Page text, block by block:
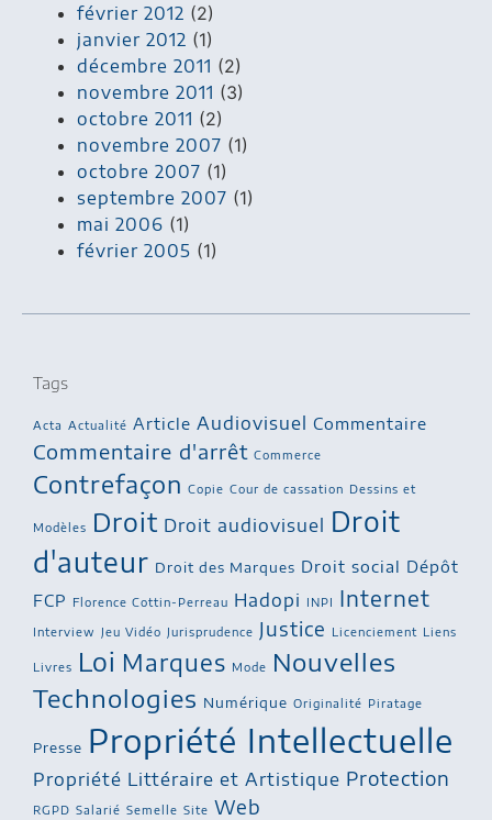
février 2012 (2)
janvier 2012 (1)
décembre 2011 (2)
novembre 2011 (3)
octobre 2011 (2)
novembre 2007 (1)
octobre 2007 (1)
septembre 2007 (1)
mai 2006 (1)
février 2005 (1)
Tags
Acta Actualité Article Audiovisuel Commentaire
Commentaire d'arrêt Commerce
Contrefaçon Copie Cour de cassation Dessins et
Modèles Droit Droit audiovisuel Droit
d'auteur Droit des Marques Droit social Dépôt
FCP
Florence Cottin-Perreau Hadopi INPI Internet
Interview Jeu Vidéo Jurisprudence Justice Licenciement Liens
Livres Loi Marques Mode
Nouvelles
Technologies Numérique Originalité Piratage
Presse Propriété Intellectuelle
Propriété Littéraire et Artistique Protection
RGPD Salarié Semelle Site Web